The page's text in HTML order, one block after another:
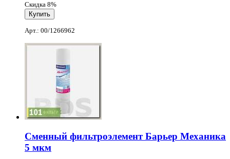
Скидка 8%
Арт.: 00/1266962
Сменный фильтроэлемент Барьер Механика
5 мкм